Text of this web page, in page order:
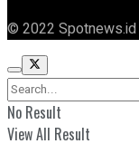
© 2022 Spotnews.id
No Result
View All Result